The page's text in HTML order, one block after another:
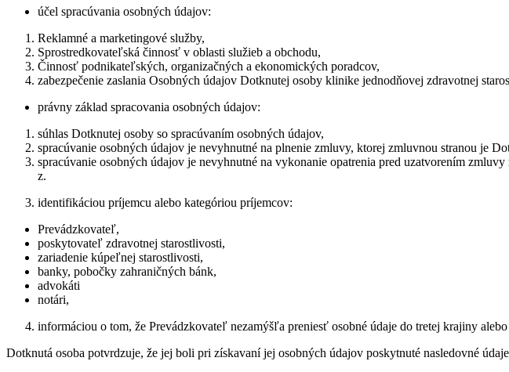
účel spracúvania osobných údajov:
Reklamné a marketingové služby,
Sprostredkovateľská činnosť v oblasti služieb a obchodu,
Činnosť podnikateľských, organizačných a ekonomických poradcov,
zabezpečenie zaslania Osobných údajov Dotknutej osoby klinike jednodňovej zdravotnej
právny základ spracovania osobných údajov:
súhlas Dotknutej osoby so spracúvaním osobných údajov,
spracúvanie osobných údajov je nevyhnutné na plnenie zmluvy, ktorej zmluvnou stranou je
spracúvanie osobných údajov je nevyhnutné na vykonanie opatrenia pred uzatvorením
z.
identifikáciou príjemcu alebo kategóriou príjemcov:
Prevádzkovateľ,
poskytovateľ zdravotnej starostlivosti,
zariadenie kúpeľnej starostlivosti,
banky, pobočky zahraničných bánk,
advokáti
notári,
informáciou o tom, že Prevádzkovateľ nezamýšľa preniesť osobné údaje do tretej krajiny
Dotknutá osoba potvrdzuje, že jej boli pri získavaní jej osobných údajov poskytnuté nasledovné